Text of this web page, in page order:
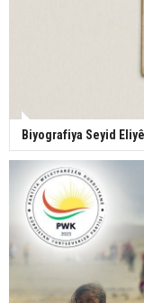
Biyografiya Seyid